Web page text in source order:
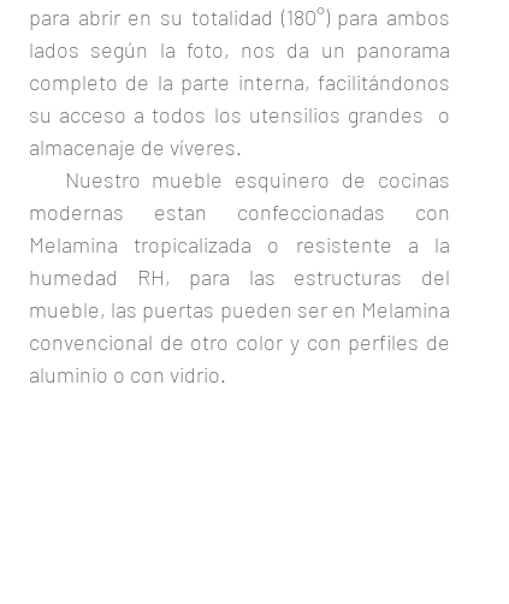
para abrir en su totalidad (180°) para ambos
lados según la foto, nos da un panorama
completo de la parte interna, facilitándonos
su acceso a todos los utensilios grandes  o
almacenaje de víveres.
modernas estan confeccionadas con
Melamina tropicalizada o resistente a la
humedad RH, para las estructuras del
mueble, las puertas pueden ser en Melamina
convencional de otro color y con perfiles de
aluminio o con vidrio.